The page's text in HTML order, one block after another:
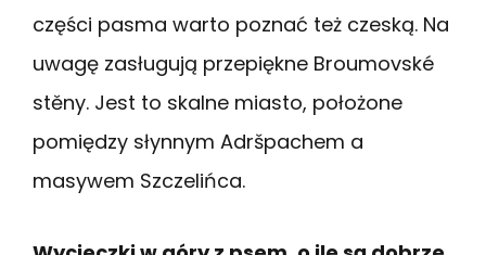
części pasma warto poznać też czeską. Na
uwagę zasługują przepiękne Broumovské
stěny. Jest to skalne miasto, położone
pomiędzy słynnym Adršpachem a
masywem Szczelińca.